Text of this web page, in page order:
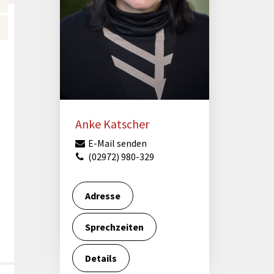
Förderungen von Bund und Land
Wald & Forst
Anke Katscher
E-Mail senden
(02972) 980-329
Adresse
Sprechzeiten
Details